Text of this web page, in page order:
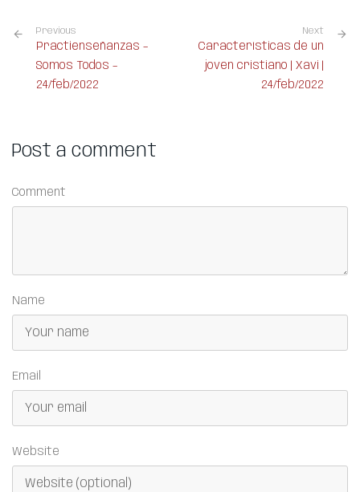
Previous
Practienseñanzas –
Somos Todos –
24/feb/2022
Next
Características de un
joven cristiano | Xavi |
24/feb/2022
Post a comment
Comment
Name
Email
Website